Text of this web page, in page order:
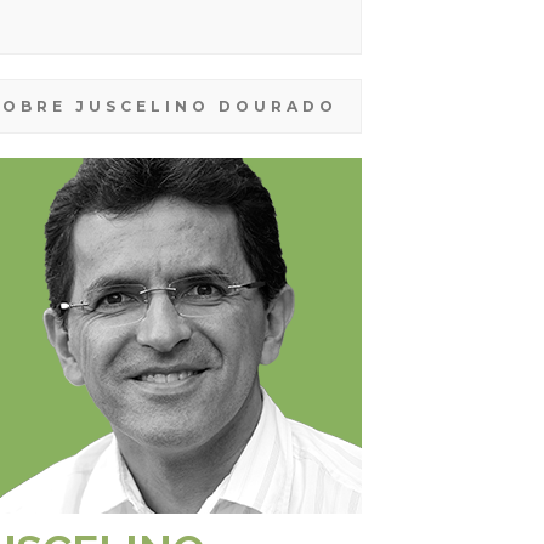
JUSCELINO DOURADO